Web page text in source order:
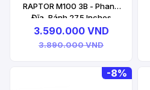
RAPTOR M100 3B - Phanh
Đĩa, Bánh 27.5 Inches
3.590.000 VND
3.890.000 VND
-8%